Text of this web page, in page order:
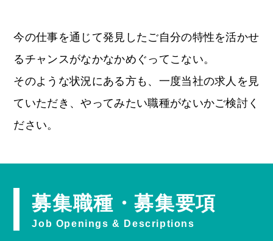
今の仕事を通じて発見したご自分の特性を活かせ
るチャンスがなかなかめぐってこない。
そのような状況にある方も、一度当社の求人を見
ていただき、やってみたい職種がないかご検討く
ださい。
募集職種・募集要項
Job Openings & Descriptions